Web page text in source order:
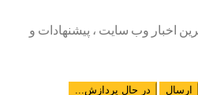
اخبار وب سایت ، پیشنهادات و